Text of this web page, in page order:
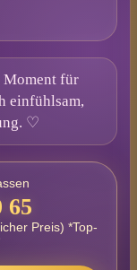
Moment für
einfühlsam,
♡
65
Preis) *Top-